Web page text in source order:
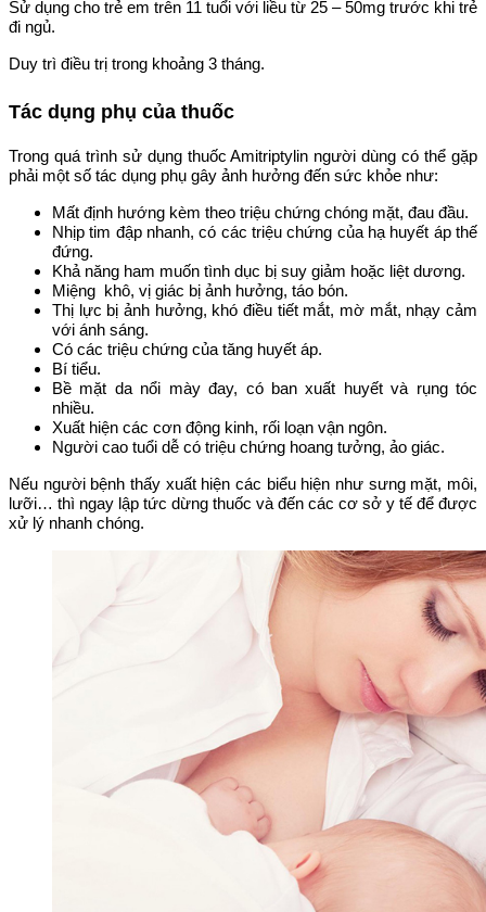
Sử dụng cho trẻ em trên 11 tuổi với liều từ 25 – 50mg trước khi trẻ
đi ngủ.
Duy trì điều trị trong khoảng 3 tháng.
Tác dụng phụ của thuốc
Trong quá trình sử dụng thuốc Amitriptylin người dùng có thể gặp
phải một số tác dụng phụ gây ảnh hưởng đến sức khỏe như:
Mất định hướng kèm theo triệu chứng chóng mặt, đau đầu.
Nhịp tim đập nhanh, có các triệu chứng của hạ huyết áp thế
đứng.
Khả năng ham muốn tình dục bị suy giảm hoặc liệt dương.
Miệng khô, vị giác bị ảnh hưởng, táo bón.
Thị lực bị ảnh hưởng, khó điều tiết mắt, mờ mắt, nhạy cảm
với ánh sáng.
Có các triệu chứng của tăng huyết áp.
Bí tiểu.
Bề mặt da nổi mày đay, có ban xuất huyết và rụng tóc
nhiều.
Xuất hiện các cơn động kinh, rối loạn vận ngôn.
Người cao tuổi dễ có triệu chứng hoang tưởng, ảo giác.
Nếu người bệnh thấy xuất hiện các biểu hiện như sưng mặt, môi,
lưỡi… thì ngay lập tức dừng thuốc và đến các cơ sở y tế để được
xử lý nhanh chóng.